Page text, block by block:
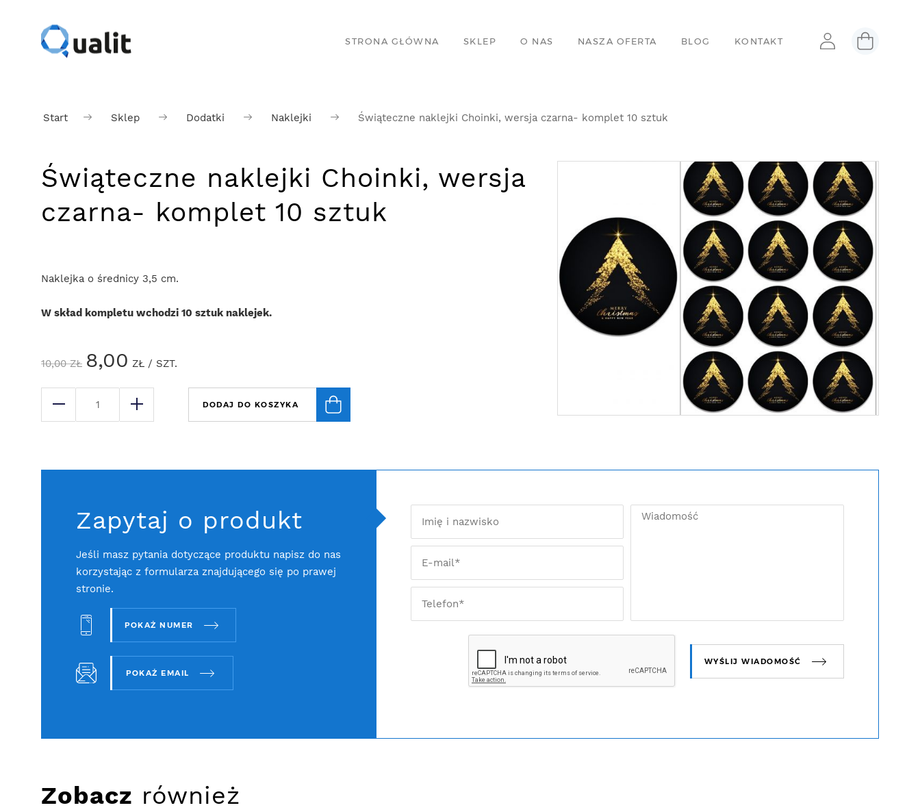
STRONA GŁÓWNA SKLEP O NAS NASZA OFERTA BLOG KONTAKT
Start Sklep Dodatki Naklejki Świąteczne naklejki Choinki, wersja czarna- komplet 10 sztuk
Świąteczne naklejki Choinki, wersja
czarna- komplet 10 sztuk
Naklejka o średnicy 3,5 cm.
W skład kompletu wchodzi 10 sztuk naklejek.
10,00ZŁ 8,00 ZŁ / SZT.
DODAJ DO KOSZYKA
Zapytaj o produkt
Jeśli masz pytania dotyczące produktu napisz do nas
korzystając z formularza znajdującego się po prawej
stronie.
POKAŻ NUMER
POKAŻ EMAIL
WYŚLIJ WIADOMOŚĆ
Zobacz również